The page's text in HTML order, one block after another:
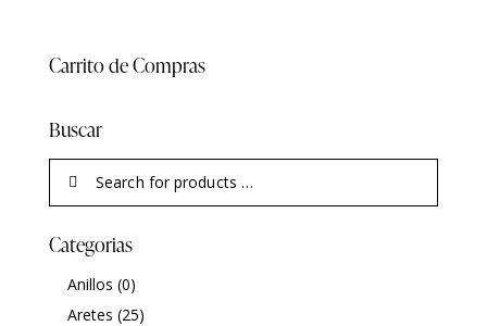
Carrito de Compras
Buscar
Categorias
Anillos (0)
Aretes (25)